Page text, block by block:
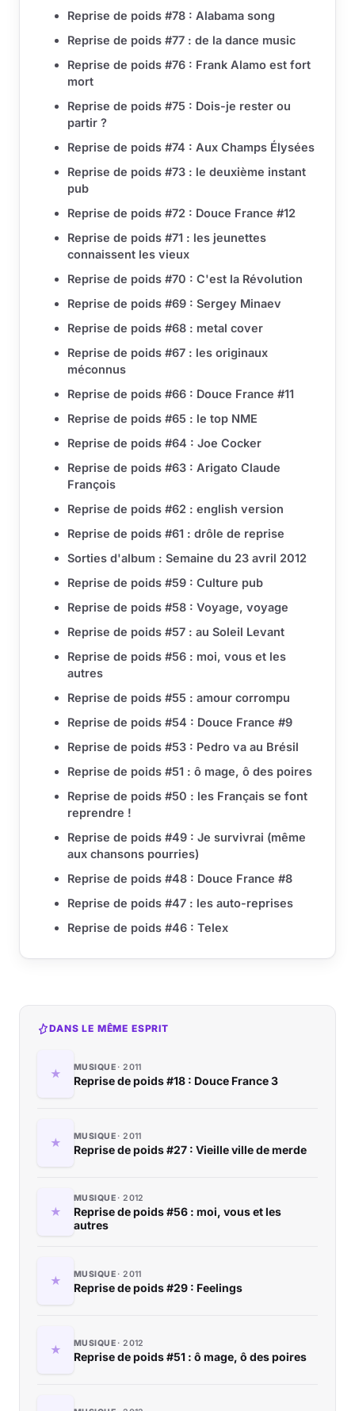
Reprise de poids #78 : Alabama song
Reprise de poids #77 : de la dance music
Reprise de poids #76 : Frank Alamo est fort
mort
Reprise de poids #75 : Dois-je rester ou
partir ?
Reprise de poids #74 : Aux Champs Élysées
Reprise de poids #73 : le deuxième instant
pub
Reprise de poids #72 : Douce France #12
Reprise de poids #71 : les jeunettes
connaissent les vieux
Reprise de poids #70 : C'est la Révolution
Reprise de poids #69 : Sergey Minaev
Reprise de poids #68 : metal cover
Reprise de poids #67 : les originaux
méconnus
Reprise de poids #66 : Douce France #11
Reprise de poids #65 : le top NME
Reprise de poids #64 : Joe Cocker
Reprise de poids #63 : Arigato Claude
François
Reprise de poids #62 : english version
Reprise de poids #61 : drôle de reprise
Sorties d'album : Semaine du 23 avril 2012
Reprise de poids #59 : Culture pub
Reprise de poids #58 : Voyage, voyage
Reprise de poids #57 : au Soleil Levant
Reprise de poids #56 : moi, vous et les
autres
Reprise de poids #55 : amour corrompu
Reprise de poids #54 : Douce France #9
Reprise de poids #53 : Pedro va au Brésil
Reprise de poids #51 : ô mage, ô des poires
Reprise de poids #50 : les Français se font
reprendre !
Reprise de poids #49 : Je survivrai (même
aux chansons pourries)
Reprise de poids #48 : Douce France #8
Reprise de poids #47 : les auto-reprises
Reprise de poids #46 : Telex
DANS LE MÊME ESPRIT
MUSIQUE 2011
Reprise de poids #18 : Douce France 3
MUSIQUE 2011
Reprise de poids #27 : Vieille ville de merde
MUSIQUE 2012
Reprise de poids #56 : moi, vous et les
autres
MUSIQUE 2011
Reprise de poids #29 : Feelings
MUSIQUE 2012
Reprise de poids #51 : ô mage, ô des poires